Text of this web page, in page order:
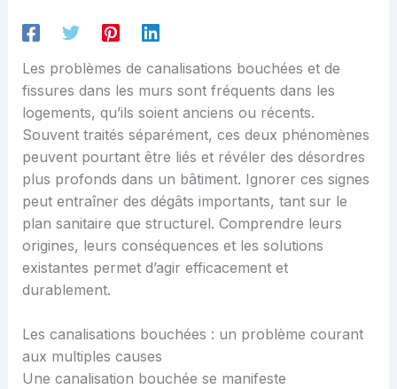
Les problèmes de canalisations bouchées et de
fissures dans les murs sont fréquents dans les
logements, qu’ils soient anciens ou récents.
Souvent traités séparément, ces deux phénomènes
peuvent pourtant être liés et révéler des désordres
plus profonds dans un bâtiment. Ignorer ces signes
peut entraîner des dégâts importants, tant sur le
plan sanitaire que structurel. Comprendre leurs
origines, leurs conséquences et les solutions
existantes permet d’agir efficacement et
durablement.
Les canalisations bouchées : un problème courant
aux multiples causes
Une canalisation bouchée se manifeste